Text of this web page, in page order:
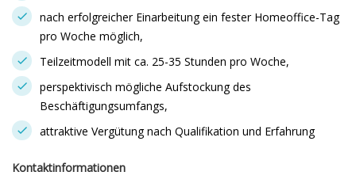
nach erfolgreicher Einarbeitung ein fester Homeoffice-Tag
pro Woche möglich,
Teilzeitmodell mit ca. 25-35 Stunden pro Woche,
perspektivisch mögliche Aufstockung des
Beschäftigungsumfangs,
attraktive Vergütung nach Qualifikation und Erfahrung
Kontaktinformationen